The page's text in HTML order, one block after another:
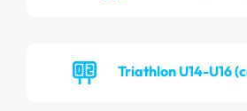
Triathlon U14-U16